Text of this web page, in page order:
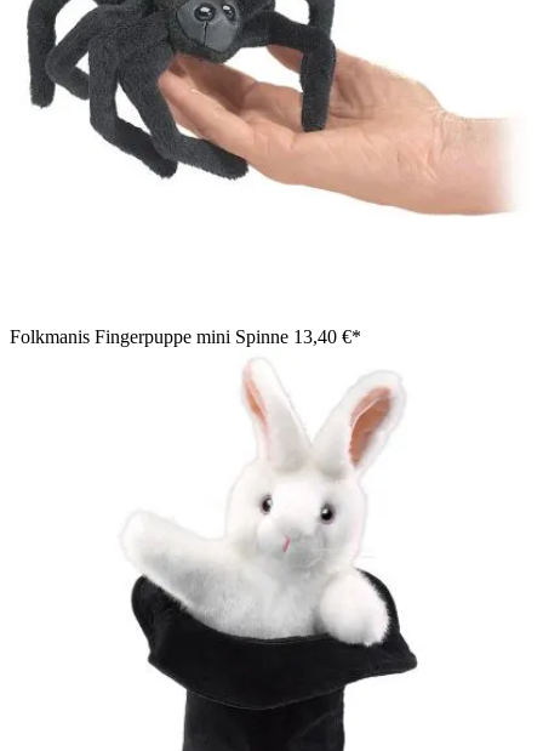
Folkmanis Fingerpuppe mini Spinne 13,40 €*